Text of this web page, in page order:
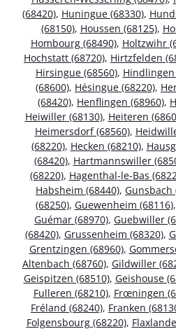
(68420), Huningue (68330),
(68150), Houssen (68125),
Hombourg (68490), Holtzwihr
Hochstatt (68720), Hirtzfelden
Hirsingue (68560), Hindlingen
(68600), Hésingue (68220),
(68420), Henflingen (68960),
Heiwiller (68130), Heiteren
Heimersdorf (68560),
(68220), Hecken (68210),
(68420), Hartmannswiller
(68220), Hagenthal-le-Bas
Habsheim (68440), Gunsbach
(68250), Guewenheim (68116),
Guémar (68970), Guebwiller
(68420), Grussenheim (68320),
Grentzingen (68960),
Altenbach (68760), Gildwiller
Geispitzen (68510), Geishouse
Fulleren (68210), Frœningen
Fréland (68240), Franken
Folgensbourg (68220),